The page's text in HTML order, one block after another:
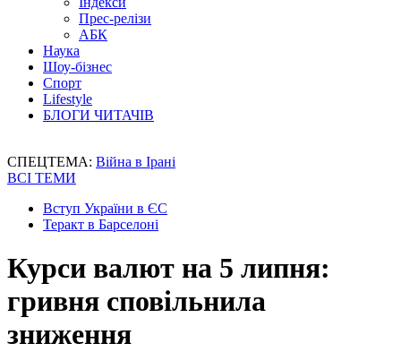
Прес-релізи
АБК
Наука
Шоу-бізнес
Спорт
Lifestyle
БЛОГИ ЧИТАЧІВ
СПЕЦТЕМА: Війна в Ірані
ВСІ ТЕМИ
Вступ України в ЄС
Теракт в Барселоні
Курси валют на 5 липня:
гривня сповільнила
зниження